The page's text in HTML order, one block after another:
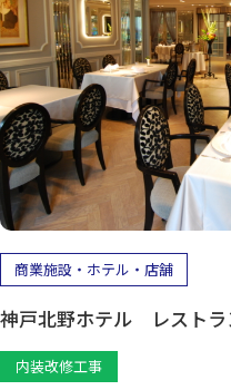
商業施設・ホテル・店舗
神戸北野ホテル レストラ
内装改修工事